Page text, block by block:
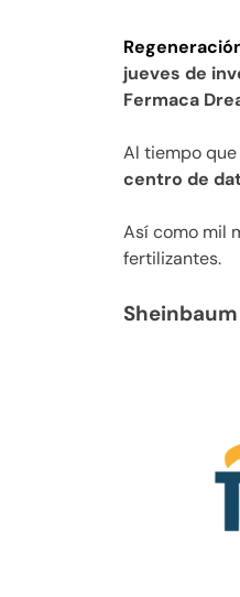
jueves de
Fermaca
Al tiempo
centro de
Así como mil
fertilizantes.
Sheinbaum